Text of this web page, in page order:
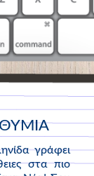
γράφει
στα πιο